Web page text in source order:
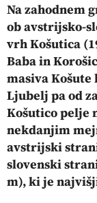
Na zahodnem
ob avstrijsko-
vrh Košutica
Baba in
masiva
Ljubelj pa od
Košutico pelje
nekdanjim
avstrijski
slovenski
m), ki je